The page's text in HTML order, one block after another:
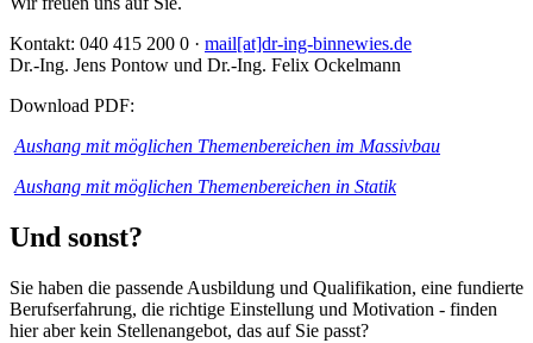
Kontakt: 040 415 200 0 · mail[at]dr-ing-binnewies.de
Dr.-Ing. Jens Pontow und Dr.-Ing. Felix Ockelmann
Download PDF:
Aushang mit möglichen Themenbereichen im Massivbau
Aushang mit möglichen Themenbereichen in Statik
Und sonst?
Sie haben die passende Ausbildung und Qualifikation, eine fundierte
Berufserfahrung, die richtige Einstellung und Motivation - finden
hier aber kein Stellenangebot, das auf Sie passt?